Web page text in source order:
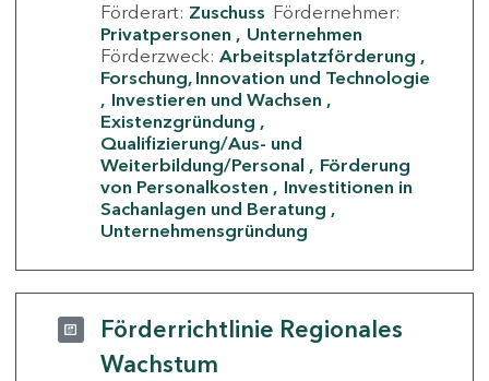
Förderart: Zuschuss Fördernehmer:
Privatpersonen
Unternehmen
Förderzweck: Arbeitsplatzförderung
Forschung, Innovation und Technologie
Investieren und Wachsen
Existenzgründung
Qualifizierung/Aus- und
Weiterbildung/Personal
Förderung
von Personalkosten
Investitionen in
Sachanlagen und Beratung
Unternehmensgründung
Förderrichtlinie Regionales
Wachstum